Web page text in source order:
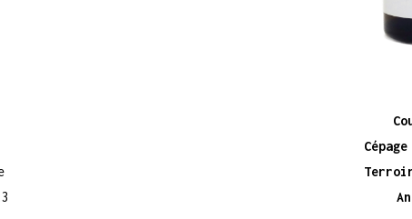
Cépage